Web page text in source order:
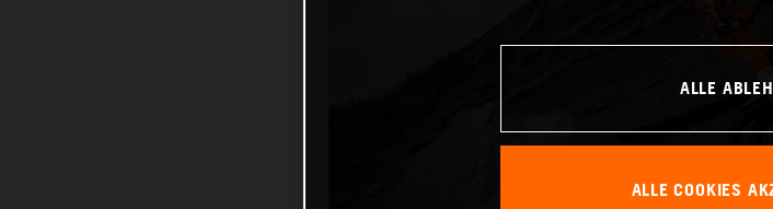
ALLE
ALLE COOKIES